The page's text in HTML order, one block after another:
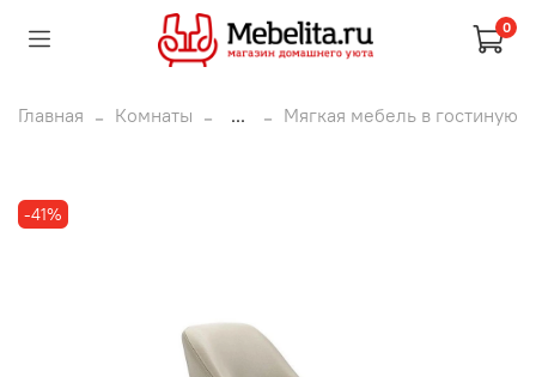
0
Главная Комнаты ... Мягкая мебель в гостиную
-41%